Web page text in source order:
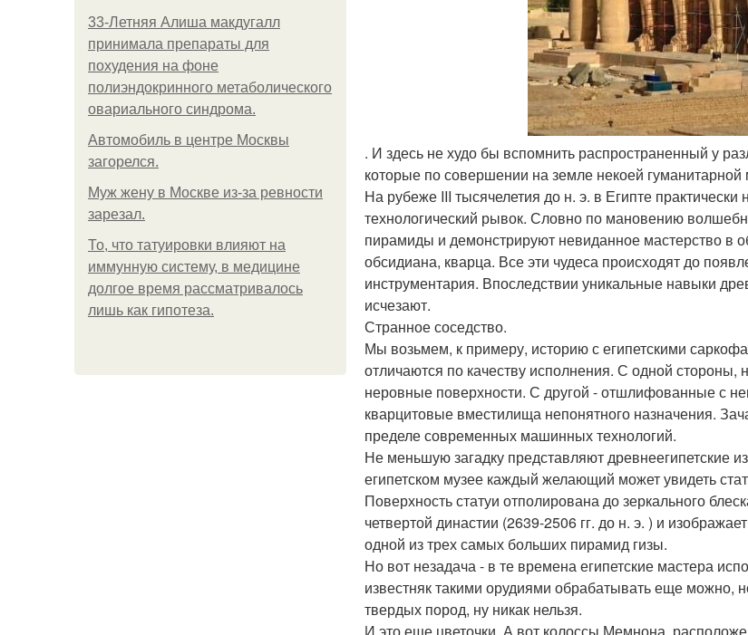
33-Летняя Алиша макдугалл
принимала препараты для
похудения на фоне
полиэндокринного метаболического
овариального синдрома.
Автомобиль в центре Москвы
загорелся.
Mуж жену в Москве из-за ревности
зарезал.
То, что татуировки влияют на
иммунную систему, в медицине
долгое время рассматривалось
лишь как гипотеза.
. И здесь не худо бы вспомнить распространенный у
которые по совершении на земле некоей
На рубеже III тысячелетия до н. э. в Египте
технологический рывок. Словно по мановению
пирамиды и демонстрируют невиданное мастерство в
обсидиана, кварца. Все эти чудеса происходят до
инструментария. Впоследствии уникальные навыки
исчезают.
Странное соседство.
Мы возьмем, к примеру, историю с египетскими
отличаются по качеству исполнения. С одной
неровные поверхности. С другой - отшлифованные с
кварцитовые вместилища непонятного назначения.
пределе современных машинных технологий.
Не меньшую загадку представляют древнеегипетские
египетском музее каждый желающий может увидеть
Поверхность статуи отполирована до зеркального
четвертой династии (2639-2506 гг. до н. э. ) и
одной из трех самых больших пирамид гизы.
Но вот незадача - в те времена египетские мастера
известняк такими орудиями обрабатывать еще можно,
твердых пород, ну никак нельзя.